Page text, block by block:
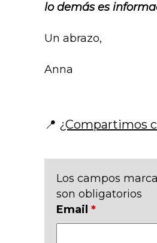
lo demás es
Un abrazo,
Anna
📍 ¿Compartimos
Los campos
son obligatorios
Email *